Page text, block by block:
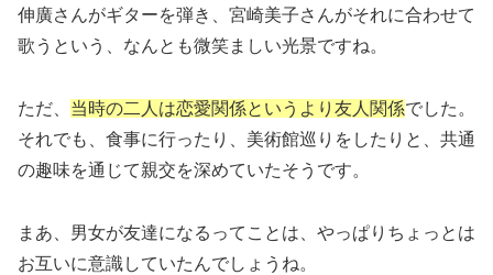
伸廣さんがギターを弾き、宮崎美子さんがそれに合わせて
歌うという、なんとも微笑ましい光景ですね。
ただ、 当時の二人は恋愛関係というより友人関係でした。
それでも、食事に行ったり、美術館巡りをしたりと、共通
の趣味を通じて親交を深めていたそうです。
まあ、男女が友達になるってことは、やっぱりちょっとは
お互いに意識していたんでしょうね。